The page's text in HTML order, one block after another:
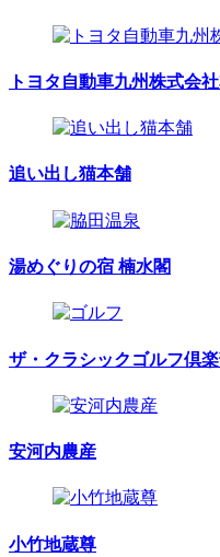
トヨタ自動車九州株式会
追い出し猫本舗
湯めぐりの宿 楠水閣
ザ・クラシックゴルフ倶
安河内農産
小竹地蔵尊